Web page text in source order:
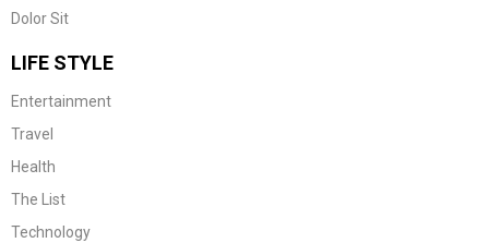
Dolor Sit
LIFE STYLE
Entertainment
Travel
Health
The List
Technology